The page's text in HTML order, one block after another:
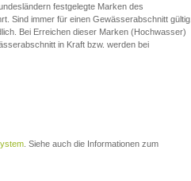
festgelegte Marken des
Sind immer für einen Gewässerabschnitt gültig.
Bei Erreichen dieser Marken (Hochwasser)
in Kraft bzw. werden bei
. Siehe auch die Informationen zum